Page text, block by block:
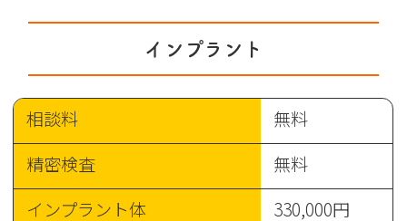
インプラント
相談料
無料
精密検査
無料
インプラント体
330,000円